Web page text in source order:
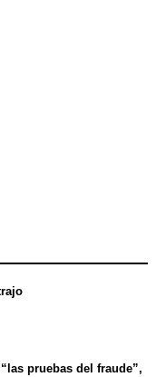
pruebas del fraude”,